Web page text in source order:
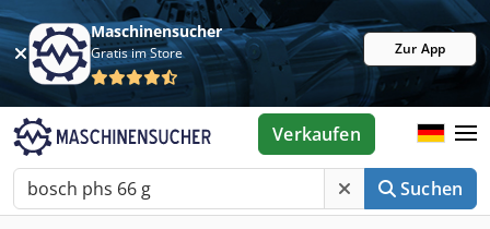
Maschinensucher
Gratis im Store Zur App
Suchen
Verkaufen